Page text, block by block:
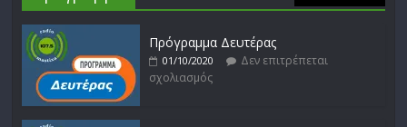
Πρόγραμμα Δευτέρας
01/10/2020
Δεν επιτρέπεται
σχολιασμός